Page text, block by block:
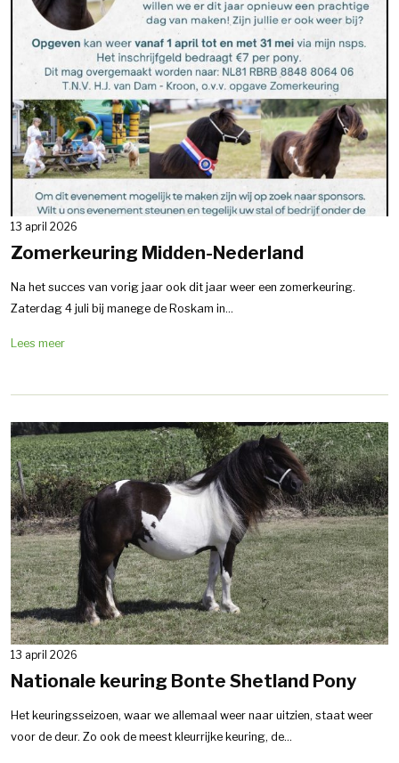
13 april 2026
Zomerkeuring Midden-Nederland
Na het succes van vorig jaar ook dit jaar weer een zomerkeuring.
Zaterdag 4 juli bij manege de Roskam in...
Lees meer
13 april 2026
Nationale keuring Bonte Shetland Pony
Het keuringsseizoen, waar we allemaal weer naar uitzien, staat weer
voor de deur. Zo ook de meest kleurrijke keuring, de...